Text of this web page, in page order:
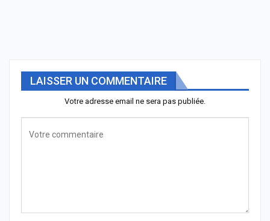
LAISSER UN COMMENTAIRE
Votre adresse email ne sera pas publiée.